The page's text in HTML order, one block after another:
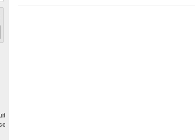
en serre